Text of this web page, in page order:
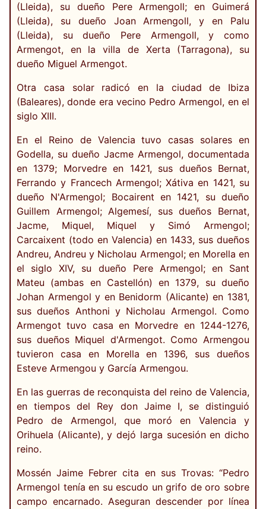
(Lleida), su dueño Pere Armengoll; en Guimerá
(Lleida), su dueño Joan Armengoll, y en Palu
(Lleida), su dueño Pere Armengoll, y como
Armengot, en la villa de Xerta (Tarragona), su
dueño Miguel Armengot.
Otra casa solar radicó en la ciudad de Ibiza
(Baleares), donde era vecino Pedro Armengol, en el
siglo XIII.
En el Reino de Valencia tuvo casas solares en
Godella, su dueño Jacme Armengol, documentada
en 1379; Morvedre en 1421, sus dueños Bernat,
Ferrando y Francech Armengol; Xátiva en 1421, su
dueño N'Armengol; Bocairent en 1421, su dueño
Guillem Armengol; Algemesí, sus dueños Bernat,
Jacme, Miquel, Miquel y Simó Armengol;
Carcaixent (todo en Valencia) en 1433, sus dueños
Andreu, Andreu y Nicholau Armengol; en Morella en
el siglo XIV, su dueño Pere Armengol; en Sant
Mateu (ambas en Castellón) en 1379, su dueño
Johan Armengol y en Benidorm (Alicante) en 1381,
sus dueños Anthoni y Nicholau Armengol. Como
Armengot tuvo casa en Morvedre en 1244-1276,
sus dueños Miquel d'Armengot. Como Armengou
tuvieron casa en Morella en 1396, sus dueños
Esteve Armengou y García Armengou.
En las guerras de reconquista del reino de Valencia,
en tiempos del Rey don Jaime I, se distinguió
Pedro de Armengol, que moró en Valencia y
Orihuela (Alicante), y dejó larga sucesión en dicho
reino.
Mossén Jaime Febrer cita en sus Trovas: “Pedro
Armengol tenía en su escudo un grifo de oro sobre
campo encarnado. Aseguran descender por línea